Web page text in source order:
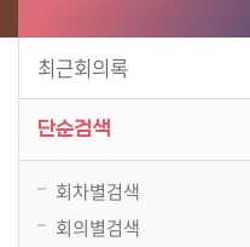
최근회의록
단순검색
회차별검색
회의별검색